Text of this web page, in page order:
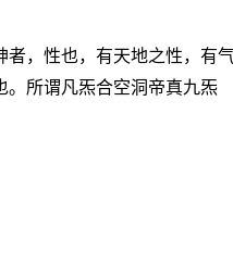
，性也，有天地之性，有
。所谓凡炁合空洞帝真九炁